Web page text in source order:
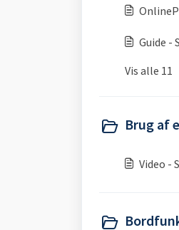
Guide -
Vis alle 11
Brug af
Video -